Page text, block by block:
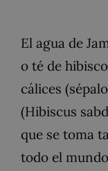
El agua de
o té de
cálices
(Hibiscus
que se toma
todo el